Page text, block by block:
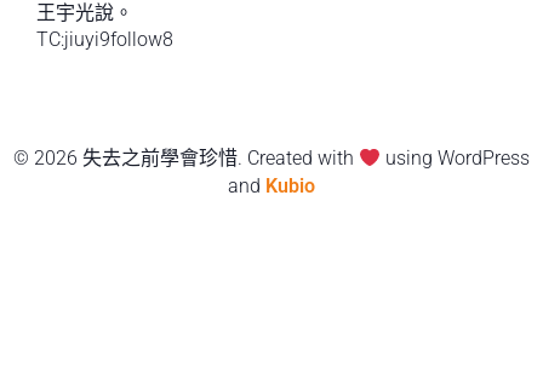
王宇光說。
TC:jiuyi9follow8
© 2026 失去之前學會珍惜. Created with
using WordPress
and Kubio